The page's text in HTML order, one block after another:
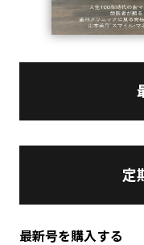
定
最新号を購入する